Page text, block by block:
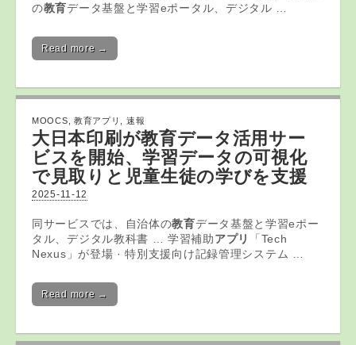
の教育データ基盤と学習eポータル、デジタル …
Read more →
MOOCS 教育アプリ 速報
大日本印刷が教育データ活用サー
ビスを開始、学習データの可視化
で見取りと児童生徒の学びを支援
2025-11-12
同サービスでは、自治体の教育データ基盤と学習eポー
タル、デジタル教科書 … 学習補助アプリ
「Tech
Nexus」が登場 · 特別支援向け記録管理システム …
Read more →